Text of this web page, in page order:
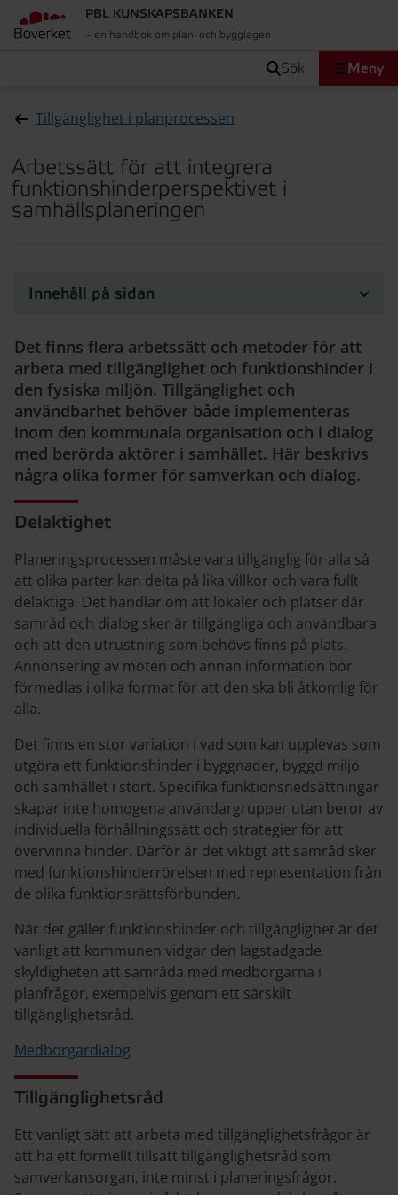
PBL KUNSKAPSBANKEN
– en handbok om plan- och bygglagen
sök Meny
Tillgänglighet i planprocessen
Arbetssätt för att integrera
funktionshinderperspektivet i
samhällsplaneringen
Innehåll på sidan
Det finns flera arbetssätt och metoder för att
arbeta med tillgänglighet och funktionshinder i
den fysiska miljön. Tillgänglighet och
användbarhet behöver både implementeras
inom den kommunala organisation och i dialog
med berörda aktörer i samhället. Här beskrivs
några olika former för samverkan och dialog.
Delaktighet
Planeringsprocessen måste vara tillgänglig för alla så
att olika parter kan delta på lika villkor och vara fullt
delaktiga. Det handlar om att lokaler och platser där
samråd och dialog sker är tillgängliga och användbara
och att den utrustning som behövs finns på plats.
Annonsering av möten och annan information bör
förmedlas i olika format för att den ska bli åtkomlig för
alla.
Det finns en stor variation i vad som kan upplevas som
utgöra ett funktionshinder i byggnader, byggd miljö
och samhället i stort. Specifika funktionsnedsättningar
skapar inte homogena användargrupper utan beror av
individuella förhållningssätt och strategier för att
övervinna hinder. Därför är det viktigt att samråd sker
med funktionshinderrörelsen med representation från
de olika funktionsrättsförbunden.
När det gäller funktionshinder och tillgänglighet är det
vanligt att kommunen vidgar den lagstadgade
skyldigheten att samråda med medborgarna i
planfrågor, exempelvis genom ett särskilt
tillgänglighetsråd.
Medborgardialog
Tillgänglighetsråd
Ett vanligt sätt att arbeta med tillgänglighetsfrågor är
att ha ett formellt tillsatt tillgänglighetsråd som
samverkansorgan, inte minst i planeringsfrågor.